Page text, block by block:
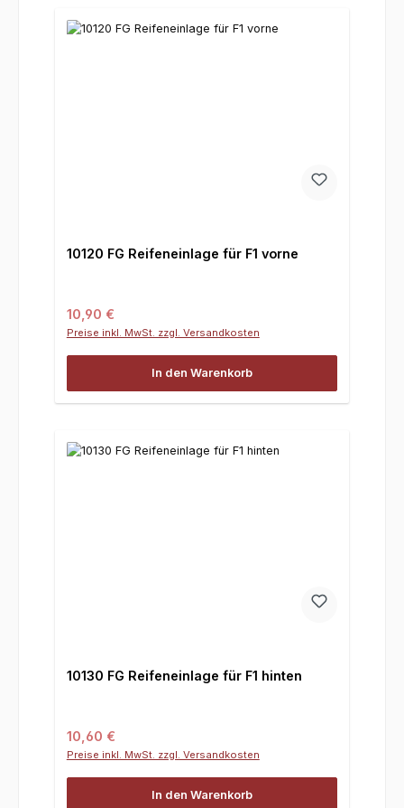
10120 FG Reifeneinlage für F1 vorne
Regulärer Preis:
10,90 €
Preise inkl. MwSt. zzgl. Versandkosten
In den Warenkorb
10130 FG Reifeneinlage für F1 hinten
Regulärer Preis:
10,60 €
Preise inkl. MwSt. zzgl. Versandkosten
In den Warenkorb